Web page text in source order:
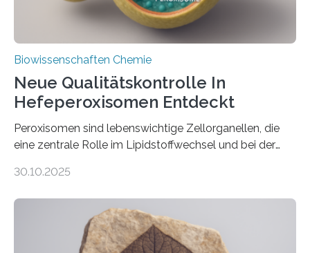
Biowissenschaften Chemie
Neue Qualitätskontrolle In
Hefeperoxisomen Entdeckt
Peroxisomen sind lebenswichtige Zellorganellen, die
eine zentrale Rolle im Lipidstoffwechsel und bei der
erfüllen können, müssen zahlreiche Enzyme präzise in
der Ruhr-Universität Bochum um Prof. Dr. Ralf Erdmann
und Dr. Ismaila Francis Yusuf hat nun einen bislang
unbekannten Qualitätskontrollmechanismus des
30.10.2025